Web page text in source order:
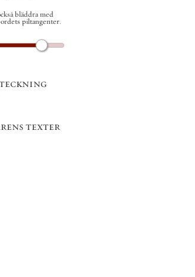
bläddra med
piltangenter.
texter